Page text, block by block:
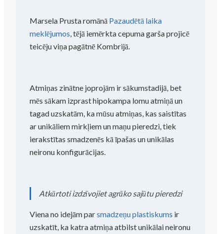
Marsela Prusta romānā Pazaudētā laika
meklējumos, tējā iemērkta cepuma garša projicē
teicēju viņa pagātnē Kombrijā.
Atmiņas zinātne joprojām ir sākumstadijā, bet
mēs sākam izprast hipokampa lomu atmiņā un
tagad uzskatām, ka mūsu atmiņas, kas saistītas
ar unikāliem mirkļiem un maņu pieredzi, tiek
ierakstītas smadzenēs kā īpašas un unikālas
neironu konfigurācijas.
Atkārtoti izdzīvojiet agrāko sajūtu pieredzi
Viena no idejām parsmadzeņu plastiskums ir
uzskatīt, ka katra atmiņa atbilst unikālai neironu